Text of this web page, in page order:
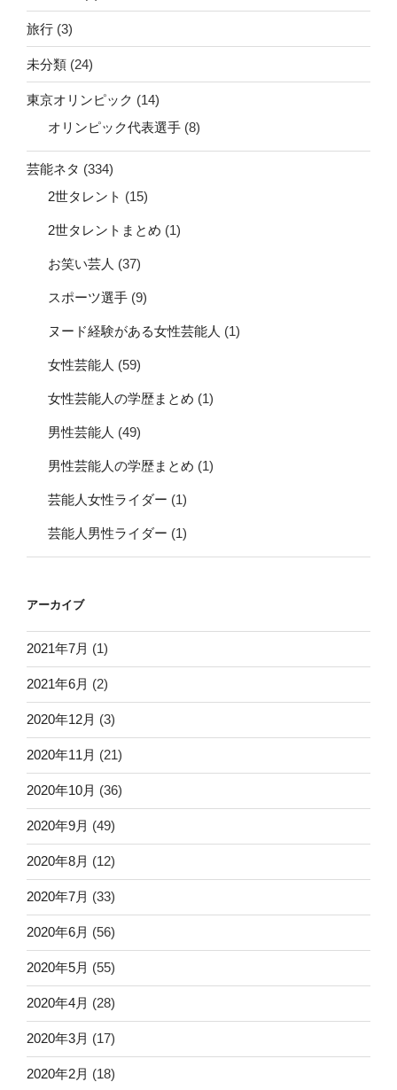
旅行 (3)
未分類 (24)
東京オリンピック (14)
オリンピック代表選手 (8)
芸能ネタ (334)
2世タレント (15)
2世タレントまとめ (1)
お笑い芸人 (37)
スポーツ選手 (9)
ヌード経験がある女性芸能人 (1)
女性芸能人 (59)
女性芸能人の学歴まとめ (1)
男性芸能人 (49)
男性芸能人の学歴まとめ (1)
芸能人女性ライダー (1)
芸能人男性ライダー (1)
アーカイブ
2021年7月 (1)
2021年6月 (2)
2020年12月 (3)
2020年11月 (21)
2020年10月 (36)
2020年9月 (49)
2020年8月 (12)
2020年7月 (33)
2020年6月 (56)
2020年5月 (55)
2020年4月 (28)
2020年3月 (17)
2020年2月 (18)